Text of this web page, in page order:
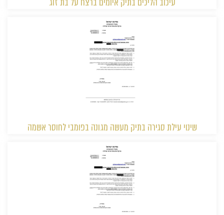
שינוי עילת סגירה בתיק מעשה מגונה בפומבי לחוסר אשמה